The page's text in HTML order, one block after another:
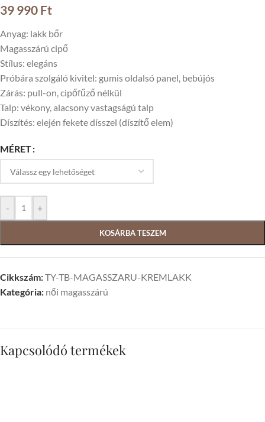
39 990 Ft
Anyag: lakk bőr
Magasszárú cipő
Stílus: elegáns
Próbára szolgáló kivitel: gumis oldalsó panel, bebújós
Zárás: pull-on, cipőfűző nélkül
Talp: vékony, alacsony vastagságú talp
Díszítés: elején fekete dísszel (díszítő elem)
MÉRET
- +
KOSÁRBA TESZEM
Cikkszám:TY-TB-MAGASSZARU-KREMLAKK
Kategória: női magasszárú
Kapcsolódó termékek